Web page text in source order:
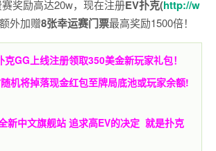
奖励高达20w，现在注册EV扑克(http://w
额外加赠8张幸运赛门票最高奖励1500倍！
克GG上线注册领取350美金新玩家礼包！
机将掉落现金红包至牌局底池或玩家余额!
新中文旗舰站 追求高EV的决定 就是扑克